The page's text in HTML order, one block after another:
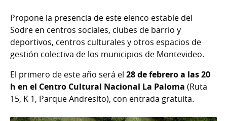
del
2026
Propone la presencia de este elenco estable del
Sodre en centros sociales, clubes de barrio y
deportivos, centros culturales y otros espacios de
gestión colectiva de los municipios de Montevideo.
El primero de este año será el 28 de febrero a las 20
h en el Centro Cultural Nacional La Paloma (Ruta
15, K 1, Parque Andresito), con entrada gratuita.